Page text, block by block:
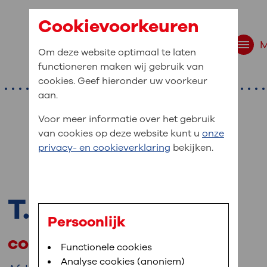
website navigatie
bent u naar op
Bloedafname,MijnOLVG,Uw bezoek aan OLVG
medische gegevens
In MijnOLVG kunt u uw medische
het u uitkomt. OLVG breidt MijnOLVG
T.E.M de Jong
consulent stomazorg
Cookievoorkeuren
Om deze website optimaal te laten
functioneren maken wij gebruik van
cookies. Geef hieronder uw voorkeur
aan.
Voor meer informatie over het gebruik
van cookies op deze website kunt u onze
privacy- en cookieverklaring bekijken.
Persoonlijk
Functionele cookies
Analyse cookies (anoniem)